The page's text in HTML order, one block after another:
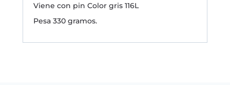
Viene con pin Color gris 116L
Pesa 330 gramos.